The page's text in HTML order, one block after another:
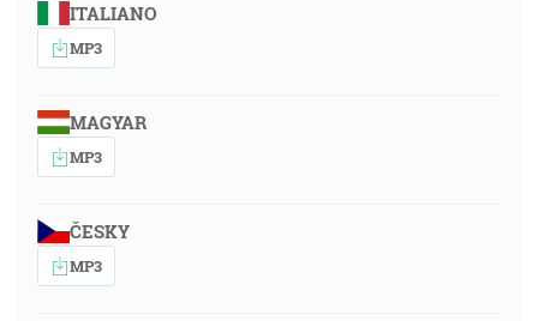
ITALIANO
MP3
MAGYAR
MP3
ČESKY
MP3